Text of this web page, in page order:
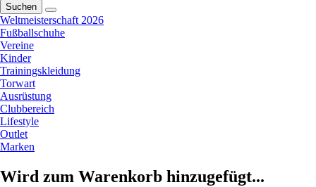
Suchen
Weltmeisterschaft 2026
Fußballschuhe
Vereine
Kinder
Trainingskleidung
Torwart
Ausrüstung
Clubbereich
Lifestyle
Outlet
Marken
Wird zum Warenkorb hinzugefügt...